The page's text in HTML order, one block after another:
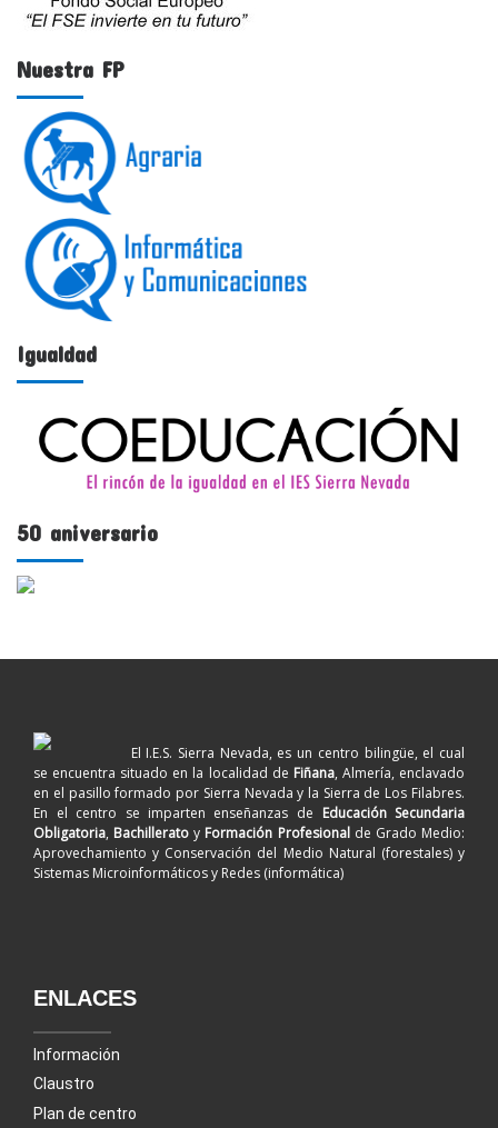
Nuestra FP
Igualdad
50 aniversario
El I.E.S. Sierra Nevada, es un centro bilingüe, el cual
se encuentra situado en la localidad de Fiñana, Almería, enclavado
en el pasillo formado por Sierra Nevada y la Sierra de Los Filabres.
En el centro se imparten enseñanzas de Educación Secundaria
Obligatoria, Bachillerato y Formación Profesionalde Grado Medio:
Aprovechamiento y Conservación del Medio Natural (forestales) y
Sistemas Microinformáticos y Redes (informática)
ENLACES
Información
Claustro
Plan de centro